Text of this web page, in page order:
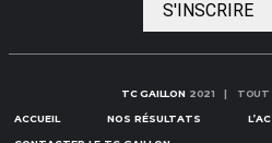
S'INSCRIRE
TC GAILLON2021 | TOUT
ACCUEIL NOS RÉSULTATS